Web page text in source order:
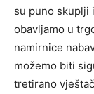
su puno skuplji
obavljamo u
namirnice
možemo biti
tretirano